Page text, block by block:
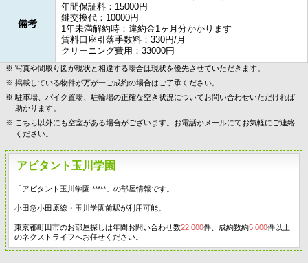
備考
年間保証料：15000円
鍵交換代：10000円
1年未満解約時：違約金1ヶ月分かかります
賃料口座引落手数料：330円/月
クリーニング費用：33000円
写真や間取り図が現状と相違する場合は現状を優先させていただきます。
掲載している物件が万が一ご成約の場合はご了承ください。
駐車場、バイク置場、駐輪場の正確な空き状況についてお問い合わせいただければ
助かります。
こちら以外にも空室がある場合がございます。お電話かメールにてお気軽にご連絡
ください。
アビタント玉川学園
「アビタント玉川学園 *****」の部屋情報です。
小田急小田原線・玉川学園前駅が利用可能。
東京都町田市のお部屋探しは年間お問い合わせ数22,000件、成約数約5,000件以上
のネクストライフへお任せください。